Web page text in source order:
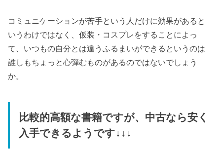
コミュニケーションが苦手という人だけに効果があると
いうわけではなく、仮装・コスプレをすることによっ
て、いつもの自分とは違うふるまいができるというのは
誰しもちょっと心弾むものがあるのではないでしょう
か。
比較的高額な書籍ですが、中古なら安く
入手できるようです↓↓↓